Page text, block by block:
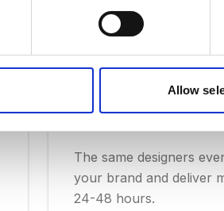
Allow
Dedicated
Hour
The same designers
your brand and deliver
24-48 hours.